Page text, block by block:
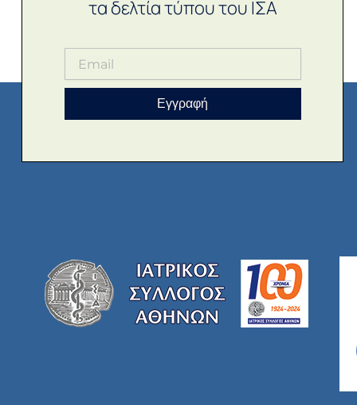
τα δελτία τύπου του ΙΣΑ
Εγγραφή